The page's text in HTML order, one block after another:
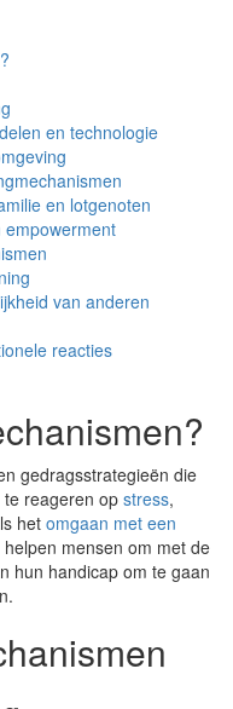
en technologie
en lotgenoten
empowerment
van anderen
reacties
gedragsstrategieën die
reageren op stress,
het omgaan met een
mensen om met de
hun handicap om te gaan